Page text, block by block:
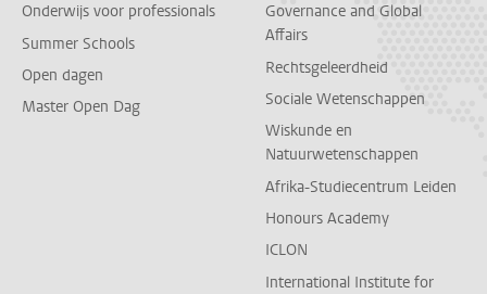
Onderwijs voor professionals
Summer Schools
Open dagen
Master Open Dag
Governance and Global
Affairs
Rechtsgeleerdheid
Sociale Wetenschappen
Wiskunde en
Natuurwetenschappen
Afrika-Studiecentrum Leiden
Honours Academy
ICLON
International Institute for